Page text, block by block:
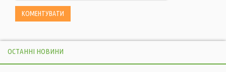
ОСТАННІ НОВИНИ